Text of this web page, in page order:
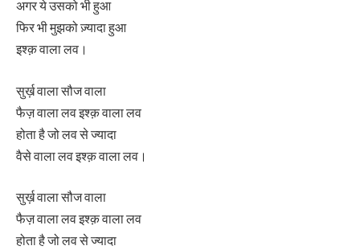
अगर ये उसको भी हुआ
फिर भी मुझको ज़्यादा हुआ
इश्क़ वाला लव।
सुर्ख़ वाला सौज वाला
फैज़ वाला लव इश्क़ वाला लव
होता है जो लव से ज्यादा
वैसे वाला लव इश्क़ वाला लव।
सुर्ख़ वाला सौज वाला
फैज़ वाला लव इश्क़ वाला लव
होता है जो लव से ज्यादा